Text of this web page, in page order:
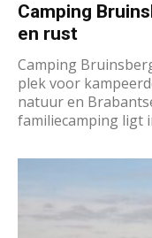
Camping
en rust
Camping
plek voor
natuur en
familiecamping ligt